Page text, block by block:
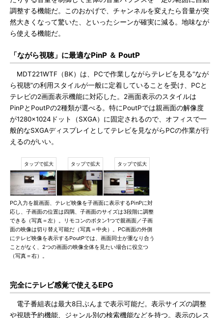
調整する機能だ。このおかげで、チャンネルを変えたら音量が突
然大きくなって驚いた、といったシーンが確実に減る。地味なが
ら使える機能だ。
「ながら視聴」に最適なPinP ＆ PoutP
MDT221WTF（BK）は、PCで作業しながらテレビを見る“なが
ら視聴”の利用スタイルが一般に定着していることを受け、PCと
テレビの2画面表示機能に対応した。2画面表示のスタイルは
PinPとPoutPの2種類が選べる。特にPoutPでは親画面の解像度
が1280×1024ドット（SXGA）に固定されるので、オフィスで一
般的なSXGAディスプレイとしてテレビを見ながらPCの作業が行
えるのがいい。
PC入力を親画面、テレビ映像を子画面に表示するPinPに対
応し、子画面の位置は四隅、子画面のサイズは3段階に調整
できる（写真＝左）。リモコンのボタン1つで親画面／子画
面の映像は切り替え可能だ（写真＝中央）。PC画面の外側
にテレビ映像を表示するPoutPでは、画面同士が重なり合う
ことがなく、2つの画面の映像全体を見たい場合に役立つ
（写真＝右）。
完全にテレビ感覚で使えるEPG
電子番組表は最大8日ぶんまで表示可能だ。表示サイズの調整
や視聴予約機能、ジャンル別の検索機能などを持つ。表示のレス